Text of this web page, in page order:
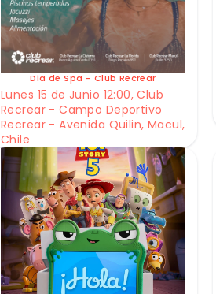
Dia de Spa - Club Recrear
Lunes 15 de Junio 12:00, Club
Recrear - Campo Deportivo
Recrear - Avenida Quilin, Macul,
Chile